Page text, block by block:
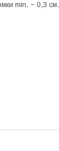
min. ~ 0,3 см.